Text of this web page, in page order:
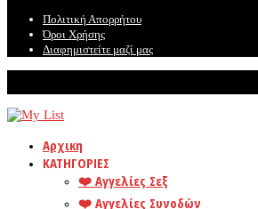
Πολιτική Απορρήτου
Όροι Χρήσης
Διαφημιστείτε μαζί μας
Αρχικη
ΚΑΤΗΓΟΡΙΕΣ
❤️️ Αγγελίες Σεξ
❤️️ Αγγελίες Συνοδών